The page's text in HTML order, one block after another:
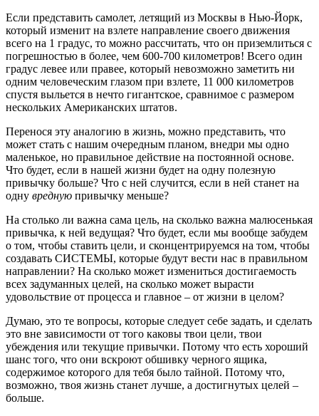
Если представить самолет, летящий из Москвы в Нью-Йорк,
который изменит на взлете направление своего движения
всего на 1 градус, то можно рассчитать, что он приземлиться с
погрешностью в более, чем 600-700 километров! Всего один
градус левее или правее, который невозможно заметить ни
одним человеческим глазом при взлете, 11 000 километров
спустя выльется в нечто гигантское, сравнимое с размером
нескольких Американских штатов.
Перенося эту аналогию в жизнь, можно представить, что
может стать с нашим очередным планом, внедри мы одно
маленькое, но правильное действие на постоянной основе.
Что будет, если в нашей жизни будет на одну полезную
привычку больше? Что с ней случится, если в ней станет на
одну вредную привычку меньше?
На столько ли важна сама цель, на сколько важна малюсенькая
привычка, к ней ведущая? Что будет, если мы вообще забудем
о том, чтобы ставить цели, и сконцентрируемся на том, чтобы
создавать СИСТЕМЫ, которые будут вести нас в правильном
направлении? На сколько может измениться достигаемость
всех задуманных целей, на сколько может вырасти
удовольствие от процесса и главное – от жизни в целом?
Думаю, это те вопросы, которые следует себе задать, и сделать
это вне зависимости от того каковы твои цели, твои
убеждения или текущие привычки. Потому что есть хороший
шанс того, что они вскроют обшивку черного ящика,
содержимое которого для тебя было тайной. Потому что,
возможно, твоя жизнь станет лучше, а достигнутых целей –
больше.